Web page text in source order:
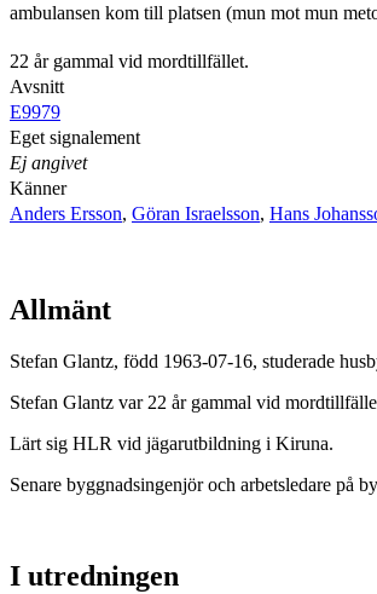
ambulansen kom till platsen (mun mot mun
22 år gammal vid mordtillfället.
Avsnitt
E9979
Eget signalement
Ej angivet
Känner
Anders Ersson, Göran Israelsson, Hans
Allmänt
Stefan Glantz, född 1963-07-16, studerade
Stefan Glantz var 22 år gammal vid
Lärt sig HLR vid jägarutbildning i Kiruna.
Senare byggnadsingenjör och arbetsledare på
I utredningen